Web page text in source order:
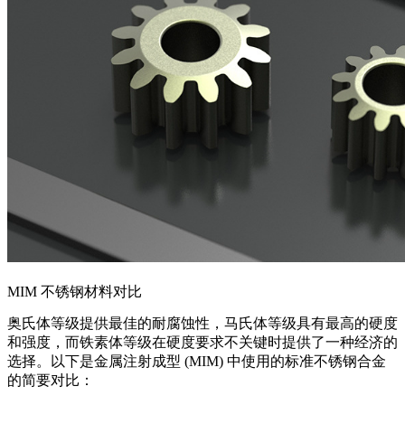
MIM 不锈钢材料对比
奥氏体等级提供最佳的耐腐蚀性，马氏体等级具有最高的硬度
和强度，而铁素体等级在硬度要求不关键时提供了一种经济的
选择。以下是金属注射成型 (MIM) 中使用的标准不锈钢合金
的简要对比：